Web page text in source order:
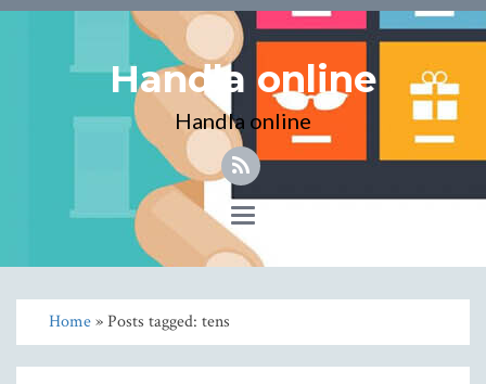
Handla online
Handla online
Toggle
navigation
Home» Posts tagged: tens